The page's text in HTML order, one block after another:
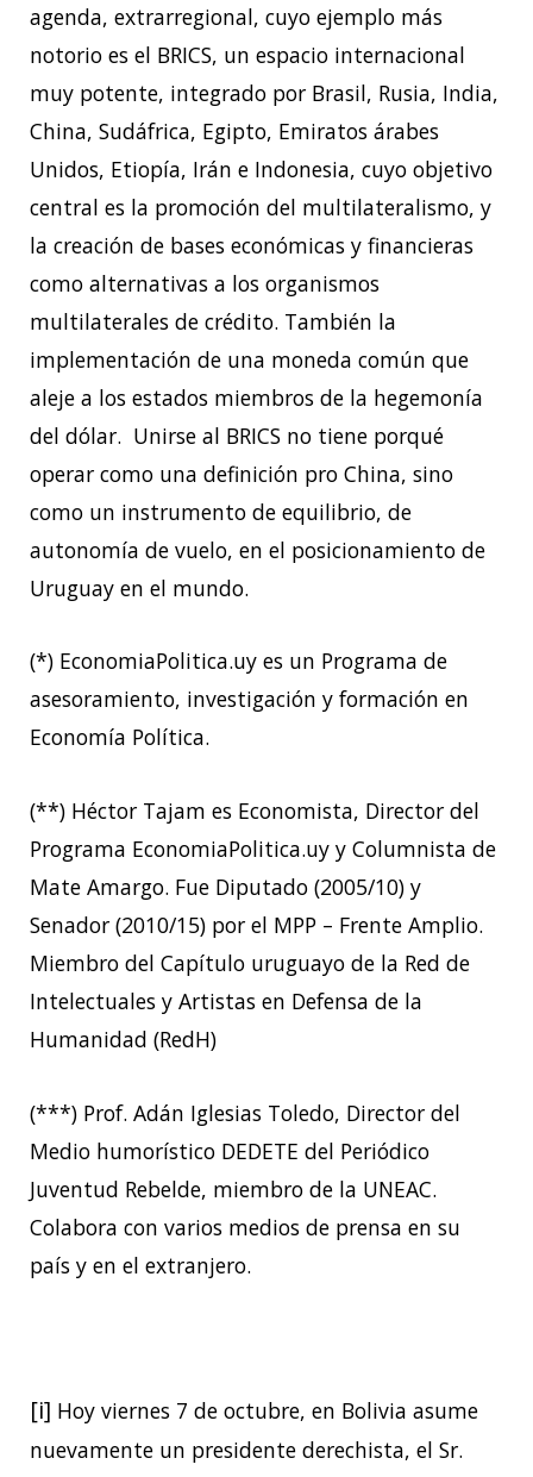
agenda, extrarregional, cuyo ejemplo más
notorio es el BRICS, un espacio internacional
muy potente, integrado por Brasil, Rusia, India,
China, Sudáfrica, Egipto, Emiratos árabes
Unidos, Etiopía, Irán e Indonesia, cuyo objetivo
central es la promoción del multilateralismo, y
la creación de bases económicas y financieras
como alternativas a los organismos
multilaterales de crédito. También la
implementación de una moneda común que
aleje a los estados miembros de la hegemonía
del dólar. Unirse al BRICS no tiene porqué
operar como una definición pro China, sino
como un instrumento de equilibrio, de
autonomía de vuelo, en el posicionamiento de
Uruguay en el mundo.
(*) EconomiaPolitica.uy es un Programa de
asesoramiento, investigación y formación en
Economía Política.
(**) Héctor Tajam es Economista, Director del
Programa EconomiaPolitica.uy y Columnista de
Mate Amargo. Fue Diputado (2005/10) y
Senador (2010/15) por el MPP – Frente Amplio.
Miembro del Capítulo uruguayo de la Red de
Intelectuales y Artistas en Defensa de la
Humanidad (RedH)
(***) Prof. Adán Iglesias Toledo, Director del
Medio humorístico DEDETE del Periódico
Juventud Rebelde, miembro de la UNEAC.
Colabora con varios medios de prensa en su
país y en el extranjero.
[i] Hoy viernes 7 de octubre, en Bolivia asume
nuevamente un presidente derechista, el Sr.